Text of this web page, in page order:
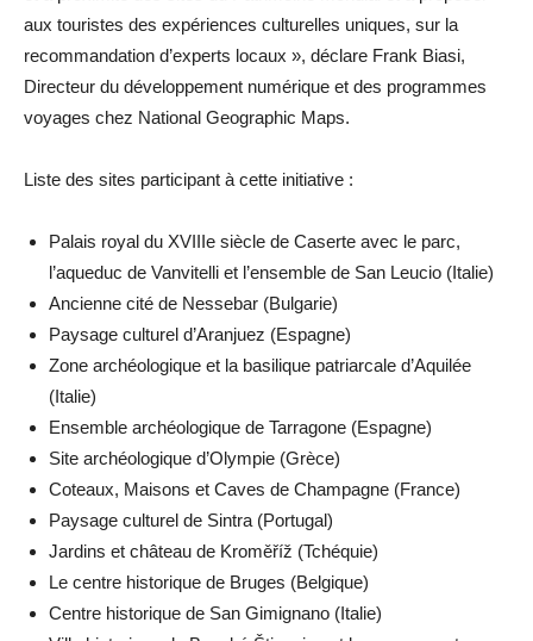
aux touristes des expériences culturelles uniques, sur la
recommandation d’experts locaux », déclare Frank Biasi,
Directeur du développement numérique et des programmes
voyages chez National Geographic Maps.
Liste des sites participant à cette initiative :
Palais royal du XVIIIe siècle de Caserte avec le parc,
l’aqueduc de Vanvitelli et l’ensemble de San Leucio (Italie)
Ancienne cité de Nessebar (Bulgarie)
Paysage culturel d’Aranjuez (Espagne)
Zone archéologique et la basilique patriarcale d’Aquilée
(Italie)
Ensemble archéologique de Tarragone (Espagne)
Site archéologique d’Olympie (Grèce)
Coteaux, Maisons et Caves de Champagne (France)
Paysage culturel de Sintra (Portugal)
Jardins et château de Kroměříž (Tchéquie)
Le centre historique de Bruges (Belgique)
Centre historique de San Gimignano (Italie)